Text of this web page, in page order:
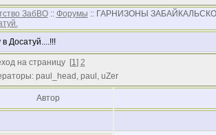
ЗабВО:: Форумы :: ГАРНИЗОНЫ
в Досатуй....!!!
на страницу [1] 2
paul_head, paul, uZer
Автор